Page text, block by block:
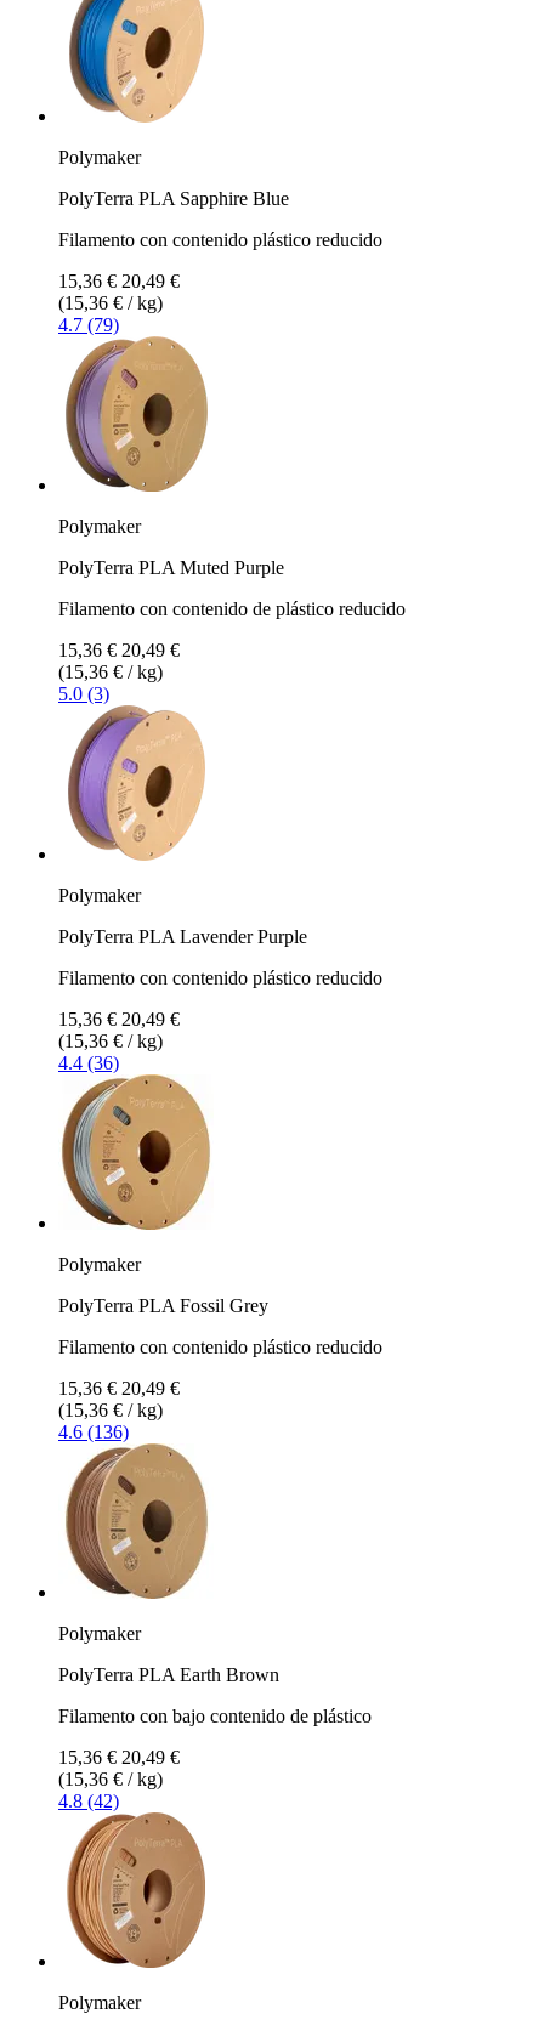
Polymaker
PolyTerra PLA Sapphire Blue
Filamento con contenido plástico reducido
15,36 € 20,49 €
(15,36 € / kg)
4.7 (79)
Polymaker
PolyTerra PLA Muted Purple
Filamento con contenido de plástico reducido
15,36 € 20,49 €
(15,36 € / kg)
5.0 (3)
Polymaker
PolyTerra PLA Lavender Purple
Filamento con contenido plástico reducido
15,36 € 20,49 €
(15,36 € / kg)
4.4 (36)
Polymaker
PolyTerra PLA Fossil Grey
Filamento con contenido plástico reducido
15,36 € 20,49 €
(15,36 € / kg)
4.6 (136)
Polymaker
PolyTerra PLA Earth Brown
Filamento con bajo contenido de plástico
15,36 € 20,49 €
(15,36 € / kg)
4.8 (42)
Polymaker